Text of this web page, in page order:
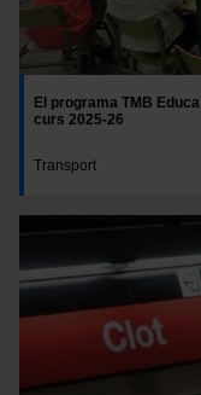
El programa TMB
curs 2025-26
Transport